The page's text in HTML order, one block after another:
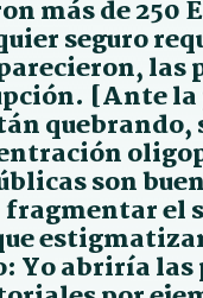
más de 250
seguro
las
[Ante la
quebrando,
son
el
Yo abriría las